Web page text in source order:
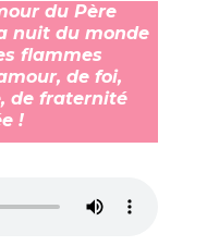
du Père
nuit du monde
flammes
de foi,
de fraternité
!